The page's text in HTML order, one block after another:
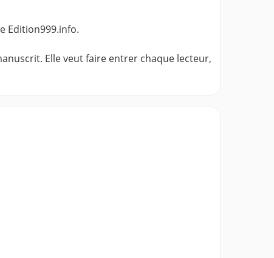
Edition999.info.
Elle veut faire entrer chaque lecteur,